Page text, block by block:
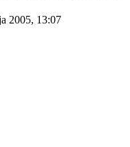
2005, 13:07